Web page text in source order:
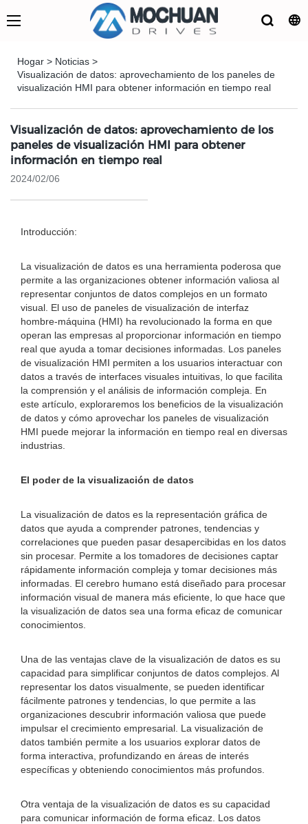
Hogar > Noticias >
Visualización de datos: aprovechamiento de los paneles de
visualización HMI para obtener información en tiempo real
Visualización de datos: aprovechamiento de los
paneles de visualización HMI para obtener
información en tiempo real
2024/02/06
Introducción:
La visualización de datos es una herramienta poderosa que
permite a las organizaciones obtener información valiosa al
representar conjuntos de datos complejos en un formato
visual. El uso de paneles de visualización de interfaz
hombre-máquina (HMI) ha revolucionado la forma en que
operan las empresas al proporcionar información en tiempo
real que ayuda a tomar decisiones informadas. Los paneles
de visualización HMI permiten a los usuarios interactuar con
datos a través de interfaces visuales intuitivas, lo que facilita
la comprensión y el análisis de información compleja. En
este artículo, exploraremos los beneficios de la visualización
de datos y cómo aprovechar los paneles de visualización
HMI puede mejorar la información en tiempo real en diversas
industrias.
El poder de la visualización de datos
La visualización de datos es la representación gráfica de
datos que ayuda a comprender patrones, tendencias y
correlaciones que pueden pasar desapercibidas en los datos
sin procesar. Permite a los tomadores de decisiones captar
rápidamente información compleja y tomar decisiones más
informadas. El cerebro humano está diseñado para procesar
información visual de manera más eficiente, lo que hace que
la visualización de datos sea una forma eficaz de comunicar
conocimientos.
Una de las ventajas clave de la visualización de datos es su
capacidad para simplificar conjuntos de datos complejos. Al
representar los datos visualmente, se pueden identificar
fácilmente patrones y tendencias, lo que permite a las
organizaciones descubrir información valiosa que puede
impulsar el crecimiento empresarial. La visualización de
datos también permite a los usuarios explorar datos de
forma interactiva, profundizando en áreas de interés
específicas y obteniendo conocimientos más profundos.
Otra ventaja de la visualización de datos es su capacidad
para comunicar información de forma eficaz. Los datos